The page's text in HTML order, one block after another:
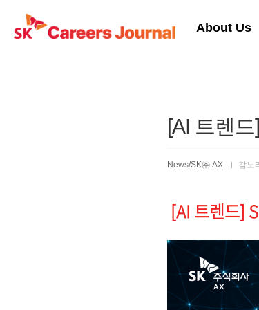
About Us
[AI 트렌
News/SK㈜ AX 감노
[AI 트렌드]